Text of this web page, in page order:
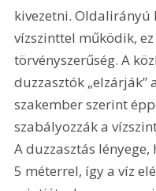
kivezetni. Oldalirányú
vízszinttel működik,
törvényszerűség. A
duzzasztók „elzárják”
szakember szerint
szabályozzák a
A duzzasztás
5 méterrel, így a víz